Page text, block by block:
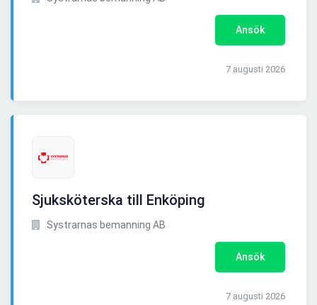
Ansök
7 augusti 2026
Sjuksköterska till Enköping
Systrarnas bemanning AB
Ansök
7 augusti 2026